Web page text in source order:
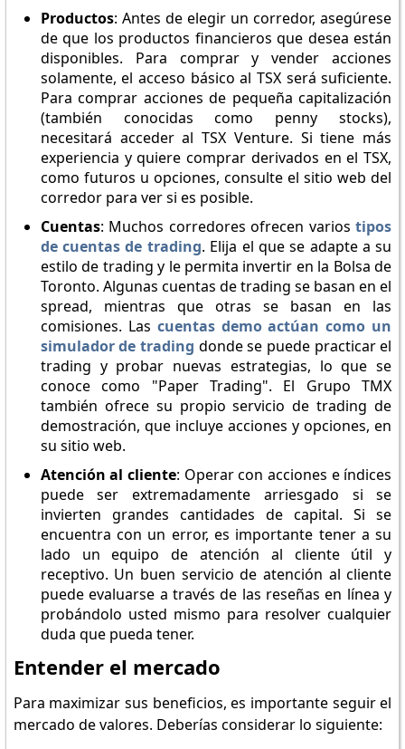
Productos: Antes de elegir un corredor, asegúrese
de que los productos financieros que desea están
disponibles. Para comprar y vender acciones
solamente, el acceso básico al TSX será suficiente.
Para comprar acciones de pequeña capitalización
(también conocidas como penny stocks),
necesitará acceder al TSX Venture. Si tiene más
experiencia y quiere comprar derivados en el TSX,
como futuros u opciones, consulte el sitio web del
corredor para ver si es posible.
Cuentas: Muchos corredores ofrecen variostipos
de cuentas de trading. Elija el que se adapte a su
estilo de trading y le permita invertir en la Bolsa de
Toronto. Algunas cuentas de trading se basan en el
spread, mientras que otras se basan en las
comisiones. Las cuentas demo actúan como un
simulador de trading donde se puede practicar el
trading y probar nuevas estrategias, lo que se
conoce como "Paper Trading". El Grupo TMX
también ofrece su propio servicio de trading de
demostración, que incluye acciones y opciones, en
su sitio web.
Atención al cliente: Operar con acciones e índices
puede ser extremadamente arriesgado si se
invierten grandes cantidades de capital. Si se
encuentra con un error, es importante tener a su
lado un equipo de atención al cliente útil y
receptivo. Un buen servicio de atención al cliente
puede evaluarse a través de las reseñas en línea y
probándolo usted mismo para resolver cualquier
duda que pueda tener.
Entender el mercado
Para maximizar sus beneficios, es importante seguir el
mercado de valores. Deberías considerar lo siguiente: